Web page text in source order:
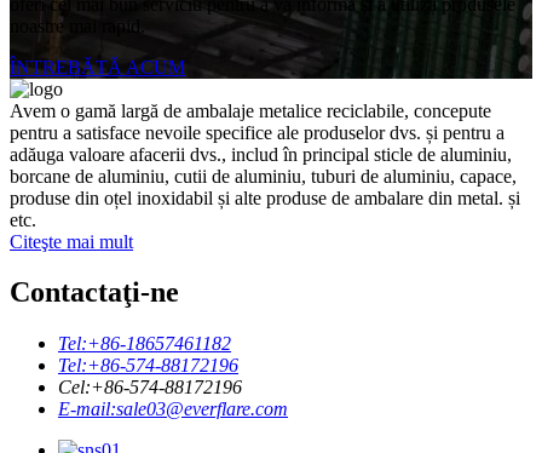
noastre mai rapid.
ÎNTREBĂTĂ ACUM
Avem o gamă largă de ambalaje metalice reciclabile, concepute
pentru a satisface nevoile specifice ale produselor dvs. și pentru a
adăuga valoare afacerii dvs., includ în principal sticle de aluminiu,
borcane de aluminiu, cutii de aluminiu, tuburi de aluminiu, capace,
produse din oțel inoxidabil și alte produse de ambalare din metal. și
etc.
Citeşte mai mult
Contactaţi-ne
Tel:+86-18657461182
Tel:+86-574-88172196
Cel:+86-574-88172196
E-mail:sale03@everflare.com